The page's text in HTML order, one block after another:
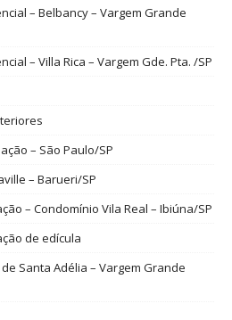
– Belbancy – Vargem Grande
– Villa Rica – Vargem Gde. Pta. /SP
– São Paulo/SP
– Barueri/SP
– Condomínio Vila Real – Ibiúna/SP
de edícula
Santa Adélia – Vargem Grande